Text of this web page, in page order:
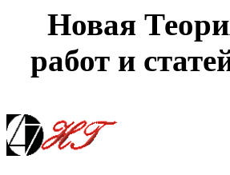
Новая
работ и